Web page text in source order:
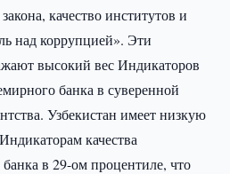
качество институтов и
над коррупцией». Эти
высокий вес Индикаторов
банка в суверенной
Узбекистан имеет низкую
качества
в 29-ом процентиле, что